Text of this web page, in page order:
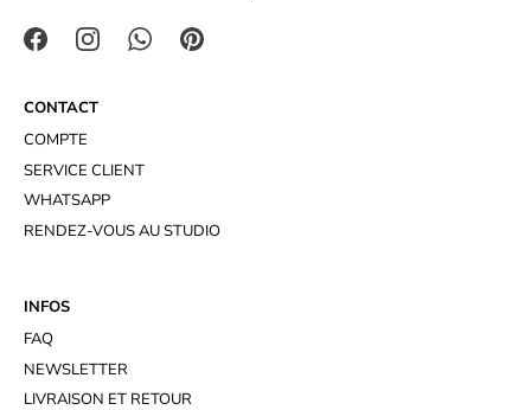
CONTACT
COMPTE
SERVICE CLIENT
WHATSAPP
RENDEZ-VOUS AU STUDIO
INFOS
FAQ
NEWSLETTER
LIVRAISON ET RETOUR